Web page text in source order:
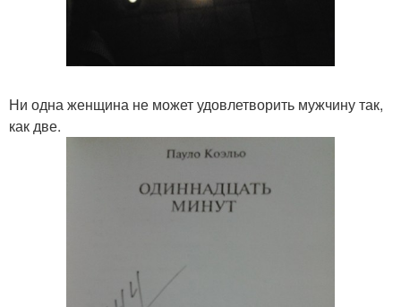
Ни одна женщина не может удовлетворить мужчину так,
как две.